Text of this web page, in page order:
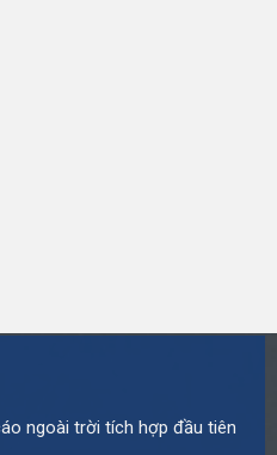
ngoài trời tích hợp đầu tiên